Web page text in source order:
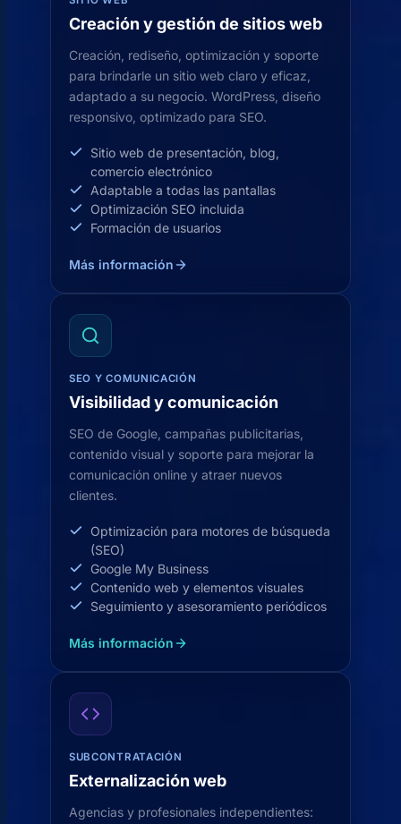
Creación y gestión de sitios web
Creación, rediseño, optimización y soporte
para brindarle un sitio web claro y eficaz,
adaptado a su negocio. WordPress, diseño
responsivo, optimizado para SEO.
Sitio web de presentación, blog,
comercio electrónico
Adaptable a todas las pantallas
Optimización SEO incluida
Formación de usuarios
Más información
SEO Y COMUNICACIÓN
Visibilidad y comunicación
SEO de Google, campañas publicitarias,
contenido visual y soporte para mejorar la
comunicación online y atraer nuevos
clientes.
Optimización para motores de búsqueda
(SEO)
Google My Business
Contenido web y elementos visuales
Seguimiento y asesoramiento periódicos
Más información
SUBCONTRATACIÓN
Externalización web
Agencias y profesionales independientes: